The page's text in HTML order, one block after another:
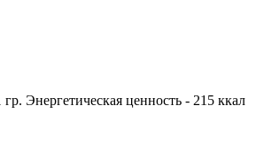
Энергетическая ценность - 215 ккал